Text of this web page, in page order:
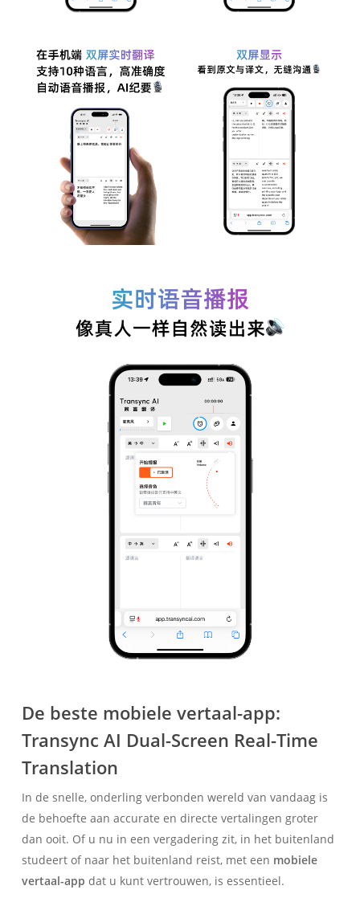
De beste mobiele vertaal-app:
Transync AI Dual-Screen Real-Time
Translation
In de snelle, onderling verbonden wereld van vandaag is
de behoefte aan accurate en directe vertalingen groter
dan ooit. Of u nu in een vergadering zit, in het buitenland
studeert of naar het buitenland reist, met een mobiele
vertaal-app dat u kunt vertrouwen, is essentieel.